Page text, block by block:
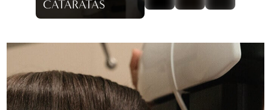
CATARATAS